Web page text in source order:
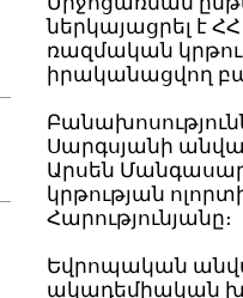
ներկայացրել է
ռազմական
իրականացվող
Սարգսյանի
Արսեն
կրթության
Հարությունյանը։
Եվրոպական
ակադեմիական